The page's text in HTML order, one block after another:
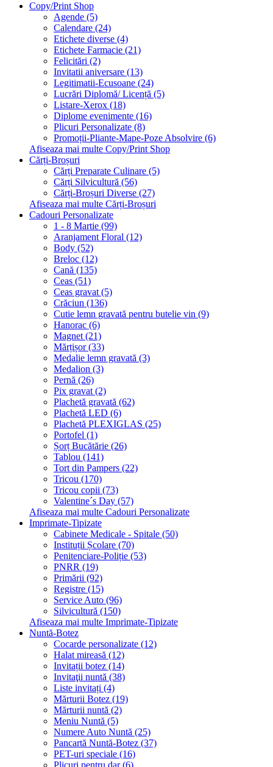
Copy/Print Shop
Agende (5)
Calendare (24)
Etichete diverse (4)
Etichete Farmacie (21)
Felicitări (2)
Invitatii aniversare (13)
Legitimatii-Ecusoane (24)
Lucrări Diplomă/ Licență (5)
Listare-Xerox (18)
Diplome evenimente (16)
Plicuri Personalizate (8)
Promoții-Pliante-Mape-Poze Absolvire (6)
Afiseaza mai multe Copy/Print Shop
Cărți-Broșuri
Cărți Preparate Culinare (5)
Cărți Silvicultură (56)
Cărți-Broșuri Diverse (27)
Afiseaza mai multe Cărți-Broșuri
Cadouri Personalizate
1 - 8 Martie (99)
Aranjament Floral (12)
Body (52)
Breloc (12)
Cană (135)
Ceas (51)
Ceas gravat (5)
Crăciun (136)
Cutie lemn gravată pentru butelie vin (9)
Hanorac (6)
Magnet (21)
Mărțișor (33)
Medalie lemn gravată (3)
Medalion (3)
Pernă (26)
Pix gravat (2)
Plachetă gravată (62)
Plachetă LED (6)
Plachetă PLEXIGLAS (25)
Portofel (1)
Șorț Bucătărie (26)
Tablou (141)
Tort din Pampers (22)
Tricou (170)
Tricou copii (73)
Valentine´s Day (57)
Afiseaza mai multe Cadouri Personalizate
Imprimate-Tipizate
Cabinete Medicale - Spitale (50)
Instituții Școlare (70)
Penitenciare-Poliție (53)
PNRR (19)
Primării (92)
Registre (15)
Service Auto (96)
Silvicultură (150)
Afiseaza mai multe Imprimate-Tipizate
Nuntă-Botez
Cocarde personalizate (12)
Halat mireasă (12)
Invitații botez (14)
Invitaţii nuntă (38)
Liste invitați (4)
Mărturii Botez (19)
Mărturii nuntă (2)
Meniu Nuntă (5)
Numere Auto Nuntă (25)
Pancartă Nuntă-Botez (37)
PET-uri speciale (16)
Plicuri pentru dar (6)